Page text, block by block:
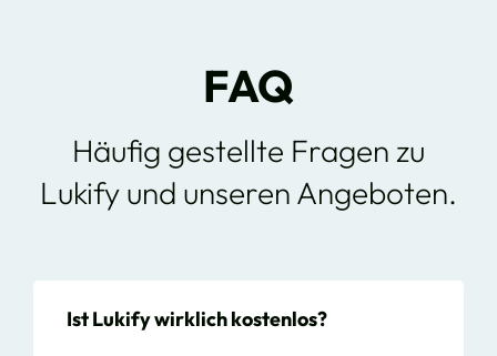
FAQ
Häufig gestellte Fragen zu
Lukify und unseren Angeboten.
Ist Lukify wirklich kostenlos?